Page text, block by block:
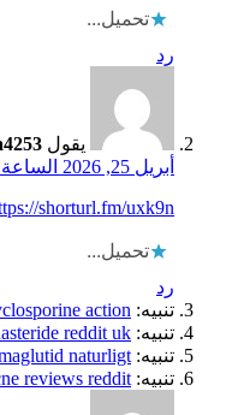
تحميل...
رد
يقول
أبريل 25, 2026 الساعة 5:56 ص
shorturl.fm/uxk9n
تحميل...
رد
تنبيه: action
تنبيه: reddit uk
تنبيه: naturligt
تنبيه: reviews reddit